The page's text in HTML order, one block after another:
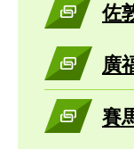
佐
廣
賽